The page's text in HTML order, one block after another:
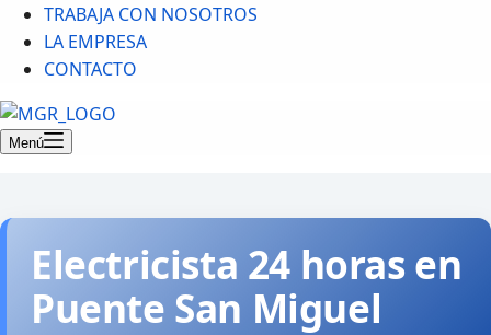
TRABAJA CON NOSOTROS
LA EMPRESA
CONTACTO
Menú
Electricista 24 horas en
Puente San Miguel